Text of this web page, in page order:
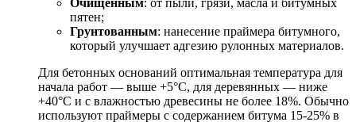
пятен;
Грунтованным: нанесение праймера битумного,
который улучшает адгезию рулонных материалов.
Для бетонных оснований оптимальная температура для
начала работ — выше +5°C, для деревянных — ниже
+40°C и с влажностью древесины не более 18%. Обычно
используют праймеры с содержанием битума 15-25% в